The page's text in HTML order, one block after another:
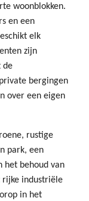
woonblokken.
en een
elk
zijn
de
bergingen
over een eigen
rustige
park, een
het behoud van
rijke industriële
in het